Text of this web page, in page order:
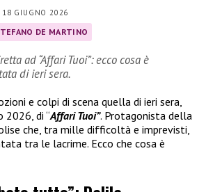
18 GIUGNO 2026
DE MARTINO
ad “Affari Tuoi”: ecco cosa è
di ieri sera.
e colpi di scena quella di ieri sera,
2026, di “Affari Tuoi”. Protagonista della
che, tra mille difficoltà e imprevisti,
tra le lacrime. Ecco che cosa è